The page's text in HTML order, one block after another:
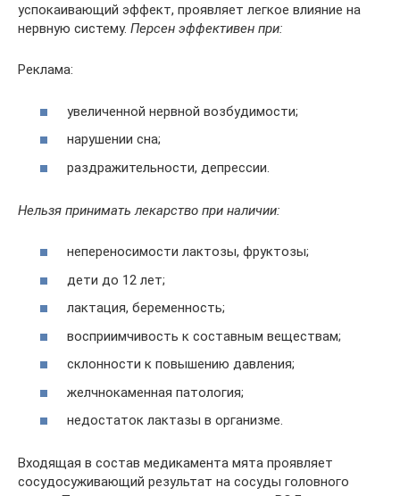
успокаивающий эффект, проявляет легкое влияние на
нервную систему. Персен эффективен при:
Реклама:
увеличенной нервной возбудимости;
нарушении сна;
раздражительности, депрессии.
Нельзя принимать лекарство при наличии:
непереносимости лактозы, фруктозы;
дети до 12 лет;
лактация, беременность;
восприимчивость к составным веществам;
склонности к повышению давления;
желчнокаменная патология;
недостаток лактазы в организме.
Входящая в состав медикамента мята проявляет
сосудосуживающий результат на сосуды головного